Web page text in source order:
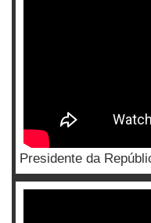
Presidente da